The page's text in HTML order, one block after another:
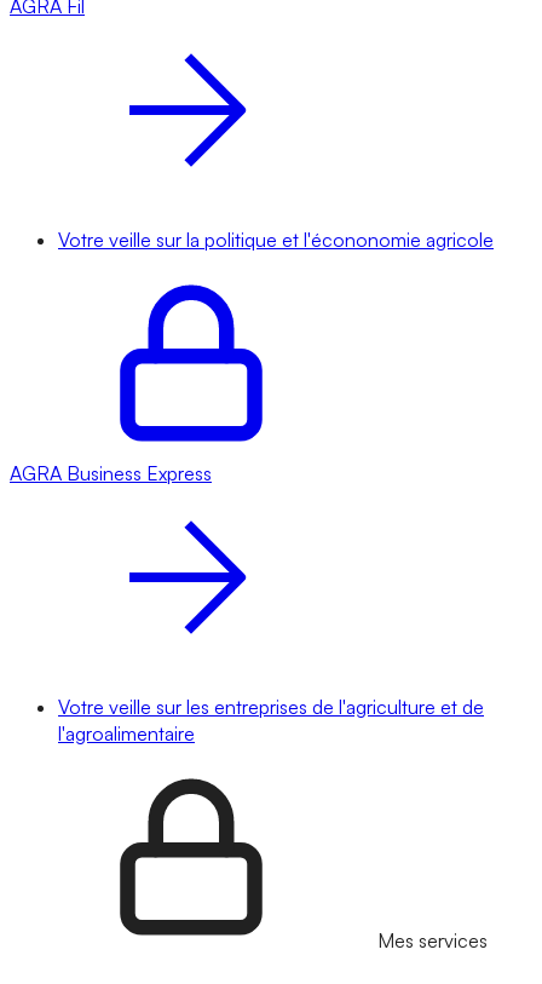
AGRA Fil
Votre veille sur la politique et l'écononomie agricole
AGRA Business Express
Votre veille sur les entreprises de l'agriculture et de
l'agroalimentaire
Mes services